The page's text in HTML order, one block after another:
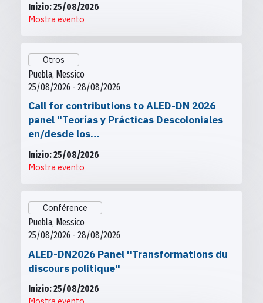
Inizio: 25/08/2026
Mostra evento
Otros
Puebla, Messico
25/08/2026 - 28/08/2026
Call for contributions to ALED-DN 2026
panel "Teorías y Prácticas Descoloniales
en/desde los…
Inizio: 25/08/2026
Mostra evento
Conférence
Puebla, Messico
25/08/2026 - 28/08/2026
ALED-DN2026 Panel "Transformations du
discours politique"
Inizio: 25/08/2026